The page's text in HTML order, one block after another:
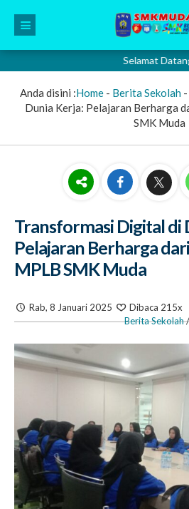
Selamat Datang
Anda disini :Home- Berita Sekolah-
Dunia Kerja: Pelajaran Berharga
SMK Muda
Transformasi Digital di
Pelajaran Berharga
MPLB SMK Muda
Rab, 8 Januari 2025
Dibaca 215x
Berita Sekolah